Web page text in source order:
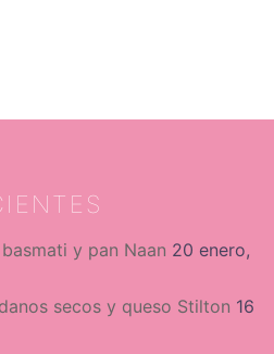
y pan Naan 20 enero,
secos y queso Stilton 16